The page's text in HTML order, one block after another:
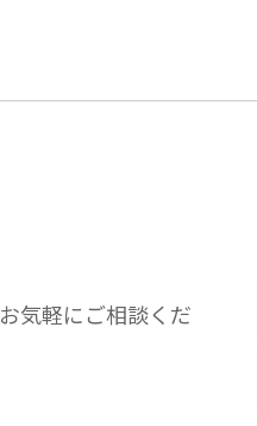
気軽にご相談くだ